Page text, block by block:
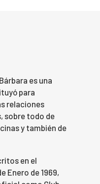
es una
para
relaciones
sobre todo de
y también de
en el
Enero de 1969,